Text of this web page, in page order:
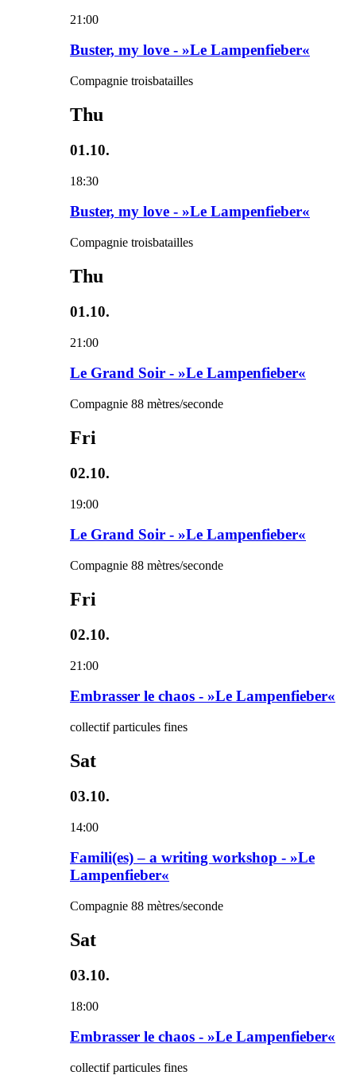
21:00
Buster, my love - »Le Lampenfieber«
Compagnie troisbatailles
Thu
01.10.
18:30
Buster, my love - »Le Lampenfieber«
Compagnie troisbatailles
Thu
01.10.
21:00
Le Grand Soir - »Le Lampenfieber«
Compagnie 88 mètres/seconde
Fri
02.10.
19:00
Le Grand Soir - »Le Lampenfieber«
Compagnie 88 mètres/seconde
Fri
02.10.
21:00
Embrasser le chaos - »Le Lampenfieber«
collectif particules fines
Sat
03.10.
14:00
Famili(es) – a writing workshop - »Le
Lampenfieber«
Compagnie 88 mètres/seconde
Sat
03.10.
18:00
Embrasser le chaos - »Le Lampenfieber«
collectif particules fines